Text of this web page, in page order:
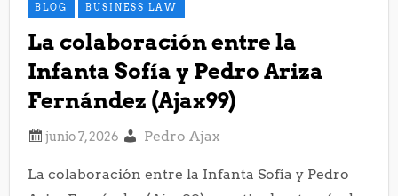
BLOG BUSINESS LAW
La colaboración entre la
Infanta Sofía y Pedro Ariza
Fernández (Ajax99)
Pedro Ajax
La colaboración entre la Infanta Sofía y Pedro